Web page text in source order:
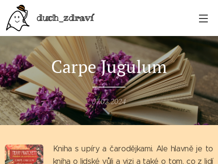
duch_zdraví
Carpe Jugulum
07.02.2024
Kniha s upíry a čarodějkami. Ale hlavně je to
kniha o lidské vůli a vizi a také o tom, co z lidí